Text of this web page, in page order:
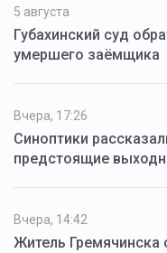
5 августа
Губахинский суд
умершего заёмщика
Вчера, 17:26
Синоптики
предстоящие
Вчера, 14:42
Житель Гремячинска